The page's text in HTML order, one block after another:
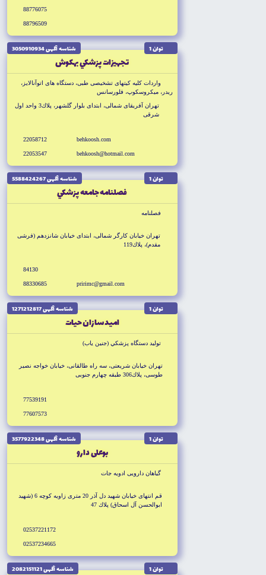
88776075
88796509
توان 1 شناسه آگهى 3050910934
تجهيزات پزشكي بهكوش
واردات كليه كيتهاى تشخيصى طبى، دستگاه هاى اتوآنالايز،
ريدر، ميكروسكوپ، فلورسانس
تهران آفريقاى شمالى، ابتداى بلوار گلشهر، پلاك3 واحد اول
شرقى
behkoosh.com
behkoosh@hotmail.com
22058712
22053547
توان 1 شناسه آگهى 5588424267
فصلنامه جامعه پزشكي
فصلنامه
تهران خيابان كارگر شمالى، ابتداى خيابان شانزدهم (فرشى
مقدم)، پلاك119
pririmc@gmail.com
84130
88330685
توان 1 شناسه آگهى 1271212817
اميد سازان حيات
توليد دستگاه پزشكي (جنين ياب)
تهران خيابان شريعتى، سه راه طالقانى، خيابان خواجه نصير
طوسى، پلاك306 طبقه چهارم جنوبى
77539191
77607573
توان 1 شناسه آگهى 3577922348
بوعلى دارو
گياهان دارويى ادويه جات
قم انتهاى خيابان شهيد دل آذر 20 مترى زاويه كوچه 6 (شهيد
ابوالحسن آل اسحاق) پلاك 47
02537221172
02537234665
توان 1 شناسه آگهى 2082151121